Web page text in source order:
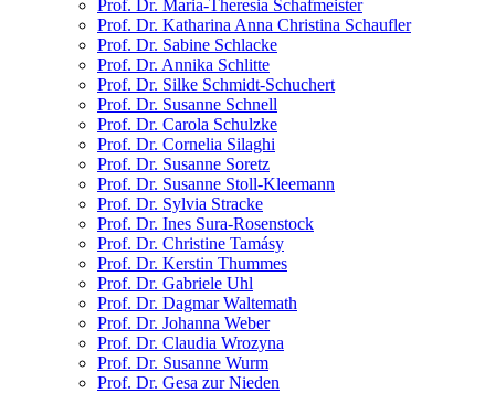
Prof. Dr. Maria-Theresia Schafmeister
Prof. Dr. Katharina Anna Christina Schaufler
Prof. Dr. Sabine Schlacke
Prof. Dr. Annika Schlitte
Prof. Dr. Silke Schmidt-Schuchert
Prof. Dr. Susanne Schnell
Prof. Dr. Carola Schulzke
Prof. Dr. Cornelia Silaghi
Prof. Dr. Susanne Soretz
Prof. Dr. Susanne Stoll-Kleemann
Prof. Dr. Sylvia Stracke
Prof. Dr. Ines Sura-Rosenstock
Prof. Dr. Christine Tamásy
Prof. Dr. Kerstin Thummes
Prof. Dr. Gabriele Uhl
Prof. Dr. Dagmar Waltemath
Prof. Dr. Johanna Weber
Prof. Dr. Claudia Wrozyna
Prof. Dr. Susanne Wurm
Prof. Dr. Gesa zur Nieden